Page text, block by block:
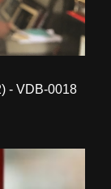
- VDB-0018